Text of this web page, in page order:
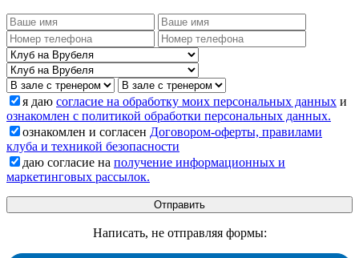
я даю согласие на обработку моих персональных данных и
ознакомлен с политикой обработки персональных данных.
ознакомлен и согласен Договором-оферты, правилами
клуба и техникой безопасности
даю согласие на получение информационных и
маркетинговых рассылок.
Написать, не отправляя формы: